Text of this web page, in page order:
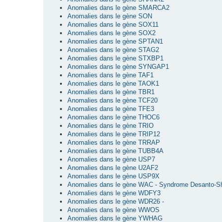
Anomalies dans le gène SMARCA2
Anomalies dans le gène SON
Anomalies dans le gène SOX11
Anomalies dans le gène SOX2
Anomalies dans le gène SPTAN1
Anomalies dans le gène STAG2
Anomalies dans le gène STXBP1
Anomalies dans le gène SYNGAP1
Anomalies dans le gène TAF1
Anomalies dans le gène TAOK1
Anomalies dans le gène TBR1
Anomalies dans le gène TCF20
Anomalies dans le gène TFE3
Anomalies dans le gène THOC6
Anomalies dans le gène TRIO
Anomalies dans le gène TRIP12
Anomalies dans le gène TRRAP
Anomalies dans le gène TUBB4A
Anomalies dans le gène USP7
Anomalies dans le gène U2AF2
Anomalies dans le gène USP9X
Anomalies dans le gène WAC - Syndrome Desanto-
Anomalies dans le gène WDFY3
Anomalies dans le gène WDR26 -
Anomalies dans le gène WWOS
Anomalies dans le gène YWHAG